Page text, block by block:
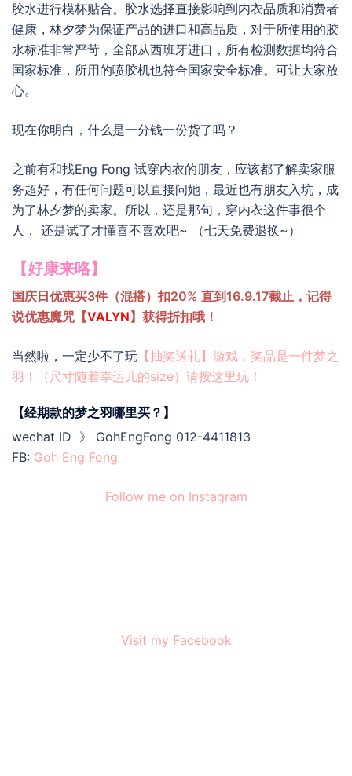
胶水进行模杯贴合。胶水选择直接影响到内衣品质和消费者
健康，林夕梦为保证产品的进口和高品质，对于所使用的胶
水标准非常严苛，全部从西班牙进口，所有检测数据均符合
国家标准，所用的喷胶机也符合国家安全标准。可让大家放
心。
现在你明白，什么是一分钱一份货了吗？
之前有和找Eng Fong 试穿内衣的朋友，应该都了解卖家服
务超好，有任何问题可以直接问她，最近也有朋友入坑，成
为了林夕梦的卖家。所以，还是那句，穿内衣这件事很个
人， 还是试了才懂喜不喜欢吧~ （七天免费退换~）
【好康来咯】
国庆日优惠买3件（混搭）扣20% 直到16.9.17截止，记得
说优惠魔咒【VALYN】获得折扣哦！
当然啦，一定少不了玩 【抽奖送礼】游戏，奖品是一件梦之
羽！（尺寸随着幸运儿的size）请按这里玩！
【经期款的梦之羽哪里买？】
wechat ID 》 GohEngFong 012-4411813
FB: Goh Eng Fong
Follow me on Instagram
Visit my Facebook